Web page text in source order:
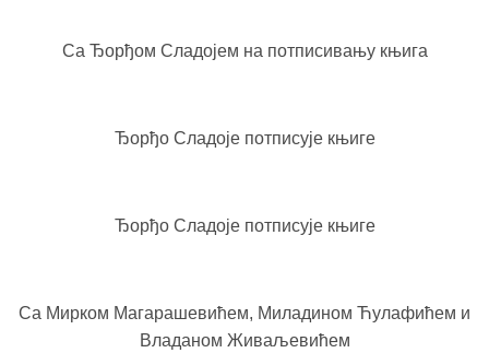
Са Ђорђом Сладојем на потписивању књига
Ђорђо Сладоје потписује књиге
Ђорђо Сладоје потписује књиге
Са Мирком Магарашевићем, Миладином Ћулафићем и
Владаном Живаљевићем